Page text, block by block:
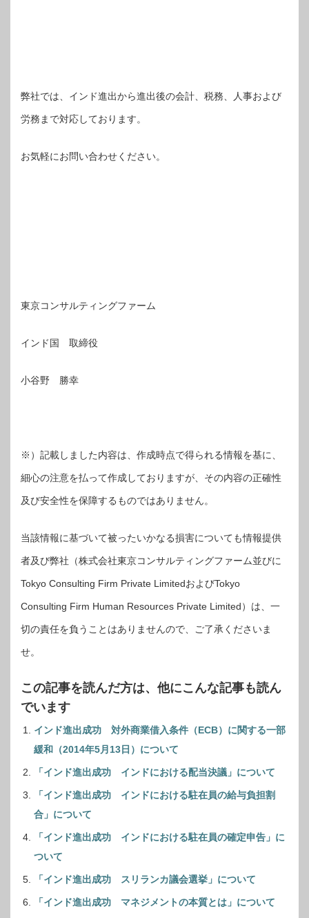
弊社では、インド進出から進出後の会計、税務、人事および
労務まで対応しております。
お気軽にお問い合わせください。
東京コンサルティングファーム
インド国 取締役
小谷野 勝幸
※）記載しました内容は、作成時点で得られる情報を基に、
細心の注意を払って作成しておりますが、その内容の正確性
及び安全性を保障するものではありません。
当該情報に基づいて被ったいかなる損害についても情報提供
者及び弊社（株式会社東京コンサルティングファーム並びに
Tokyo Consulting Firm Private LimitedおよびTokyo
Consulting Firm Human Resources Private Limited）は、一
切の責任を負うことはありませんので、ご了承くださいま
せ。
この記事を読んだ方は、他にこんな記事も読ん
でいます
インド進出成功 対外商業借入条件（ECB）に関する一部
緩和（2014年5月13日）について
「インド進出成功 インドにおける配当決議」について
「インド進出成功 インドにおける駐在員の給与負担割
合」について
「インド進出成功 インドにおける駐在員の確定申告」に
ついて
「インド進出成功 スリランカ議会選挙」について
「インド進出成功 マネジメントの本質とは」について